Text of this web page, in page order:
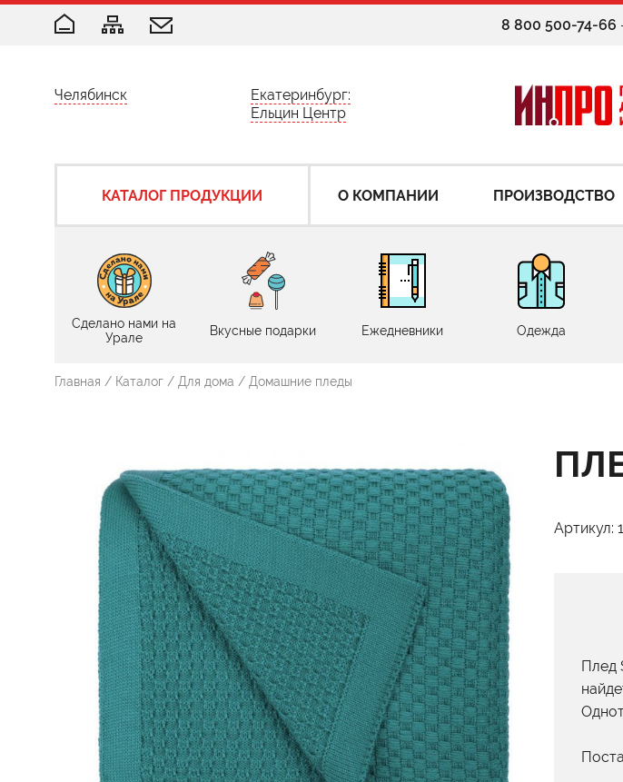
8 800 500-74-66
Челябинск
Екатеринбург:
Ельцин Центр
КАТАЛОГ ПРОДУКЦИИ О КОМПАНИИ ПРОИЗВОДСТВО
Сделано нами на
Урале
Вкусные подарки Ежедневники Одежда
Главная / Каталог / Для дома / Домашние пледы
Артикул:
Плед